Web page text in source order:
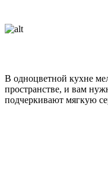
В одноцветной кухне
пространстве, и вам
подчеркивают мягкую